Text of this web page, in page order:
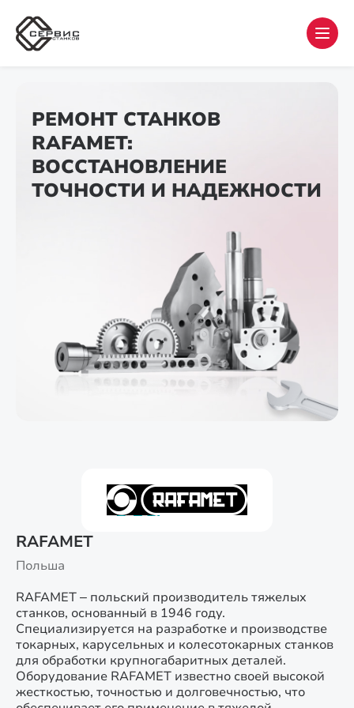
РЕМОНТ СТАНКОВ
RAFAMET:
ВОССТАНОВЛЕНИЕ
ТОЧНОСТИ И НАДЕЖНОСТИ
RAFAMET
Польша
RAFAMET – польский производитель тяжелых
станков, основанный в 1946 году.
Специализируется на разработке и производстве
токарных, карусельных и колесотокарных станков
для обработки крупногабаритных деталей.
Оборудование RAFAMET известно своей высокой
жесткостью, точностью и долговечностью, что